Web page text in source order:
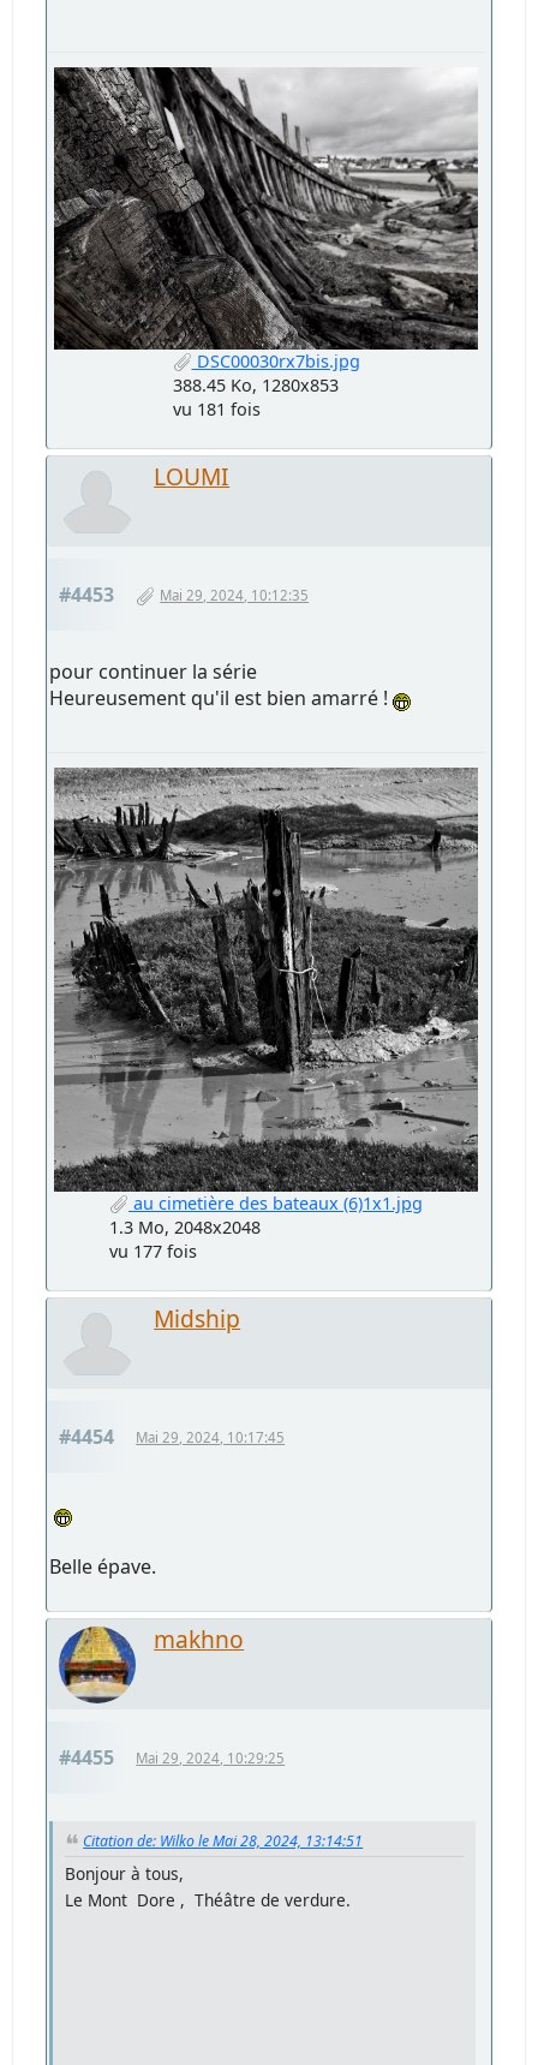
DSC00030rx7bis.jpg
388.45 Ko, 1280x853
vu 181 fois
LOUMI
#4453 Mai 29, 2024, 10:12:35
pour continuer la série
Heureusement qu'il est bien amarré !
au cimetière des bateaux (6)1x1.jpg
1.3 Mo, 2048x2048
vu 177 fois
Midship
#4454 Mai 29, 2024, 10:17:45
Belle épave.
makhno
#4455 Mai 29, 2024, 10:29:25
Citation de: Wilko le Mai 28, 2024, 13:14:51
Bonjour à tous,
Le Mont Dore , Théâtre de verdure.